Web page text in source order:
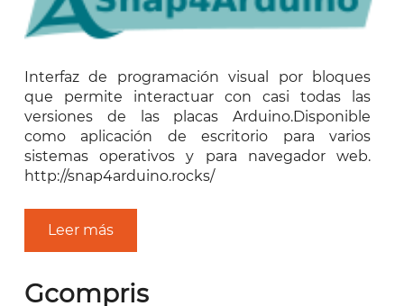
Interfaz de programación visual por bloques
que permite interactuar con casi todas las
versiones de las placas Arduino.Disponible
como aplicación de escritorio para varios
sistemas operativos y para navegador web.
http://snap4arduino.rocks/
Leer más
Gcompris